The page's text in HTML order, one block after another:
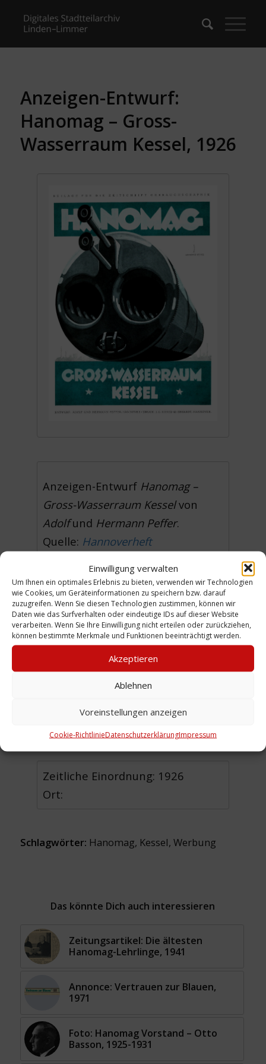
Einwilligung verwalten
Um Ihnen ein optimales Erlebnis zu bieten, verwenden wir Technologien
wie Cookies, um Geräteinformationen zu speichern bzw. darauf
zuzugreifen. Wenn Sie diesen Technologien zustimmen, können wir
Daten wie das Surfverhalten oder eindeutige IDs auf dieser Website
verarbeiten. Wenn Sie Ihre Einwilligung nicht erteilen oder zurückziehen,
können bestimmte Merkmale und Funktionen beeinträchtigt werden.
Akzeptieren
Ablehnen
Voreinstellungen anzeigen
Cookie-RichtlinieDatenschutzerklärungImpressum
Anzeigen-Entwurf:
Hanomag – Gross-
Wasserraum Kessel, 1926
Anzeigen-Entwurf Hanomag –
Gross-Wasserraum Kesselvon
Adolfund Hermann Peffer.
Quelle: Hannoverheft
zur Förderung künstlerischer
Reklame, Hg. H. K.Frenzel, Dritter
Jahrgang, Heft 4 [1926], S. 32/2
(WE)
Hermann
Sammlung:Engel / Franke
Zeitliche Einordnung: 1926
Ort:
Schlagwörter: Hanomag, Kessel, Werbung
Das könnte Dich auch interessieren
Zeitungsartikel: Die ältesten
Hanomag-Lehrlinge, 1941
Annonce: Vertrauen zur Blauen,
1971
Foto: Hanomag Vorstand – Otto
Basson, 1925-1931